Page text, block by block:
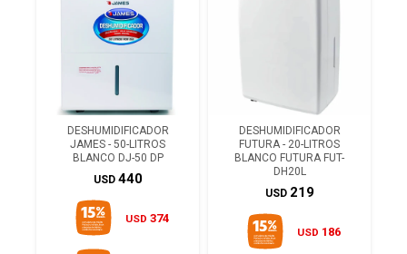
DESHUMIDIFICADOR
JAMES - 50-LITROS
BLANCO DJ-50 DP
USD 440
USD 374
DESHUMIDIFICADOR
FUTURA - 20-LITROS
BLANCO FUTURA FUT-
DH20L
USD 219
USD 186